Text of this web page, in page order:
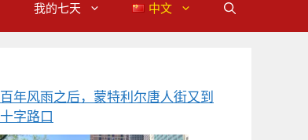
我的七天 中文
百年风雨之后，蒙特利尔唐人街又到
十字路口